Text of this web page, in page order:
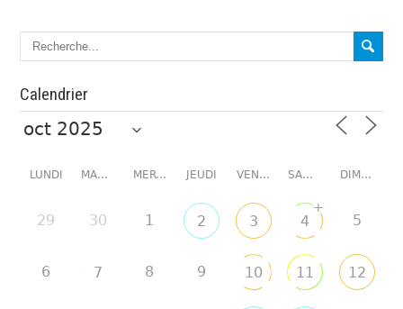
Calendrier
LUNDI MARDI MERCREDI JEUDI VENDREDI SAMEDI DIMANCHE
29 30 1 2 3 4
+
5
6 7 8 9 10 11 12